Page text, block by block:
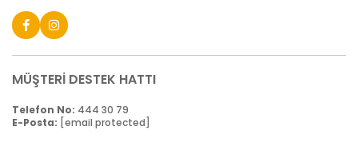
MÜŞTERİ DESTEK HATTI
Telefon No: 444 30 79
E-Posta: [email protected]